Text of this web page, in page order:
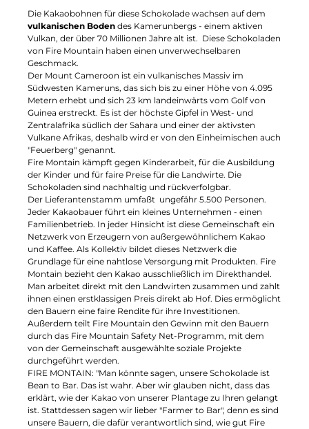
Die Kakaobohnen für diese Schokolade wachsen auf dem
vulkanischen Boden des Kamerunbergs - einem aktiven
Vulkan, der über 70 Millionen Jahre alt ist. Diese Schokoladen
von Fire Mountain haben einen unverwechselbaren
Geschmack.
Der Mount Cameroon ist ein vulkanisches Massiv im
Südwesten Kameruns, das sich bis zu einer Höhe von 4.095
Metern erhebt und sich 23 km landeinwärts vom Golf von
Guinea erstreckt. Es ist der höchste Gipfel in West- und
Zentralafrika südlich der Sahara und einer der aktivsten
Vulkane Afrikas, deshalb wird er von den Einheimischen auch
"Feuerberg" genannt.
Fire Montain kämpft gegen Kinderarbeit, für die Ausbildung
der Kinder und für faire Preise für die Landwirte. Die
Schokoladen sind nachhaltig und rückverfolgbar.
Der Lieferantenstamm umfaßt ungefähr 5.500 Personen.
Jeder Kakaobauer führt ein kleines Unternehmen - einen
Familienbetrieb. In jeder Hinsicht ist diese Gemeinschaft ein
Netzwerk von Erzeugern von außergewöhnlichem Kakao
und Kaffee. Als Kollektiv bildet dieses Netzwerk die
Grundlage für eine nahtlose Versorgung mit Produkten. Fire
Montain bezieht den Kakao ausschließlich im Direkthandel.
Man arbeitet direkt mit den Landwirten zusammen und zahlt
ihnen einen erstklassigen Preis direkt ab Hof. Dies ermöglicht
den Bauern eine faire Rendite für ihre Investitionen.
Außerdem teilt Fire Mountain den Gewinn mit den Bauern
durch das Fire Mountain Safety Net-Programm, mit dem
von der Gemeinschaft ausgewählte soziale Projekte
durchgeführt werden.
FIRE MONTAIN: "Man könnte sagen, unsere Schokolade ist
Bean to Bar. Das ist wahr. Aber wir glauben nicht, dass das
erklärt, wie der Kakao von unserer Plantage zu Ihren gelangt
ist. Stattdessen sagen wir lieber "Farmer to Bar", denn es sind
unsere Bauern, die dafür verantwortlich sind, wie gut Fire